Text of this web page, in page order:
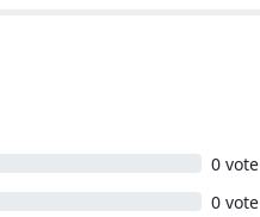
0 vote
0 vote